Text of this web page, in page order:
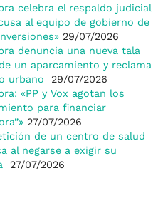
celebra el respaldo judicial
al equipo de gobierno de
29/07/2026
denuncia una nueva tala
un aparcamiento y reclama
urbano
29/07/2026
«PP y Vox agotan los
para financiar
27/07/2026
de un centro de salud
al negarse a exigir su
27/07/2026